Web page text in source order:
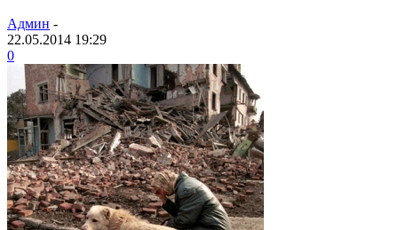
Админ -
22.05.2014 19:29
0